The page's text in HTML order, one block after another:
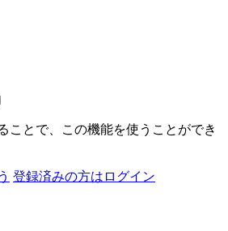
ことで、この機能を使うことができ
登録済みの方はログイン